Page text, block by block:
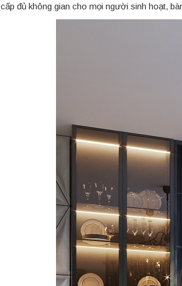
cấp đủ không gian cho mọi người sinh hoạt,